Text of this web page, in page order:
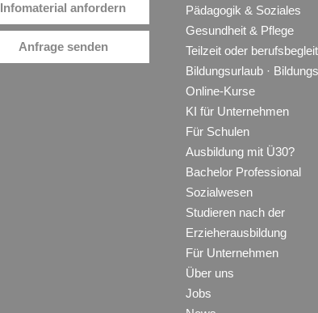
Infomaterial anfordern
Anfrage senden
Pädagogik & Soziales
Gesundheit & Pflege
Teilzeit oder
Bildungsurlaub ·
Online-Kurse
KI für Unternehmen
Für Schulen
Ausbildung mit Ü30?
Bachelor Professional
Sozialwesen
Studieren nach der
Erzieherausbildung
Für Unternehmen
Über uns
Jobs